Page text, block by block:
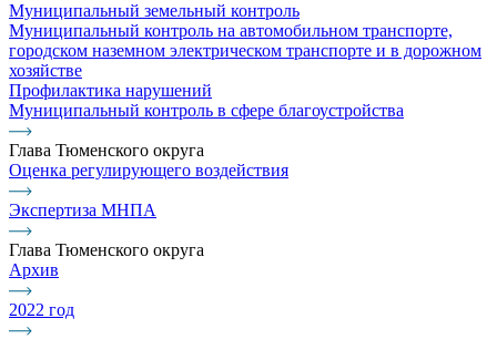
Муниципальный земельный контроль
Муниципальный контроль на автомобильном транспорте,
городском наземном электрическом транспорте и в дорожном
хозяйстве
Профилактика нарушений
Муниципальный контроль в сфере благоустройства
Глава Тюменского округа
Оценка регулирующего воздействия
Экспертиза МНПА
Глава Тюменского округа
Архив
2022 год